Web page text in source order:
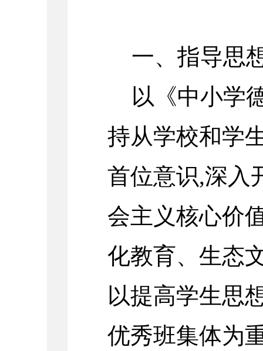
一、指导思
以《中小学
持从学校和学
首位意识,深入
会主义核心价
化教育、生态
以提高学生思
优秀班集体为